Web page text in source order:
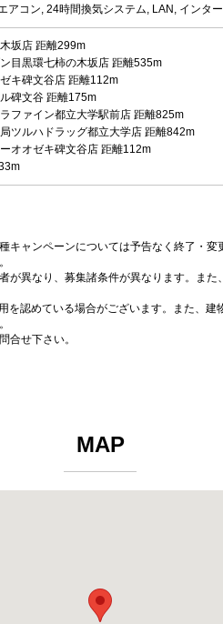
アコン, 24時間換気システム, LAN, インタ
坂店 距離299m
目黒環七柿の木坂店 距離535m
キ碑文谷店 距離112m
碑文谷 距離175m
ファイン都立大学駅前店 距離825m
ツルハドラッグ都立大学店 距離842m
オオゼキ碑文谷店 距離112m
ャンペーンについては予告なく終了・変
異なり、募集諸条件が異なります。ま
認めている場合がございます。また、建
合せ下さい。
MAP